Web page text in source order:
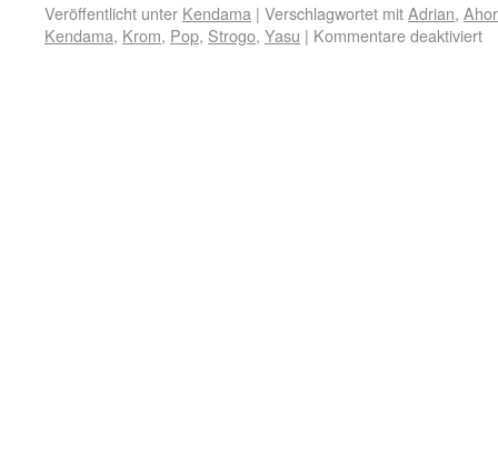
Veröffentlicht unter Kendama | Verschlagwortet mitAdrian,
Kendama, Krom, Pop, Strogo, Yasu | Kommentare deaktiviert